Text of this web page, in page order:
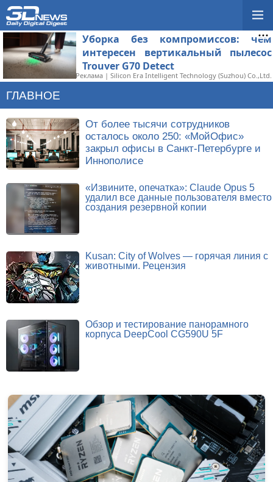
Уборка без компромиссов: чем
интересен вертикальный пылесос
Trouver G70 Detect
Реклама | Silicon Era Intelligent Technology (Suzhou) Co.,Ltd.
ГЛАВНОЕ
От более тысячи сотрудников
осталось около 250: «МойОфис»
закрыл офисы в Санкт-Петербурге и
Иннополисе
«Извините, опечатка»: Claude Opus 5
удалил все данные пользователя вместо
создания резервной копии
Kusan: City of Wolves — горячая линия с
животными. Рецензия
Обзор и тестирование панорамного
корпуса DeepCool CG590U 5F